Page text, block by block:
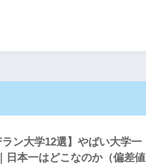
ラン大学12選】やばい大学一
日本一はどこなのか（偏差値